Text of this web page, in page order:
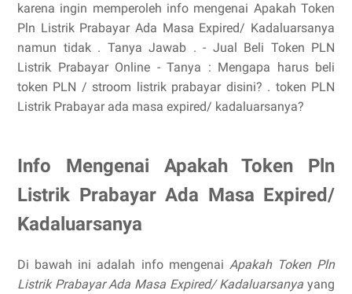
karena ingin memperoleh info mengenai Apakah Token
Pln Listrik Prabayar Ada Masa Expired/ Kadaluarsanya
namun tidak . Tanya Jawab . - Jual Beli Token PLN
Listrik Prabayar Online - Tanya : Mengapa harus beli
token PLN / stroom listrik prabayar disini? . token PLN
Listrik Prabayar ada masa expired/ kadaluarsanya?
Info Mengenai Apakah Token Pln
Listrik Prabayar Ada Masa Expired/
Kadaluarsanya
Di bawah ini adalah info mengenai Apakah Token Pln
Listrik Prabayar Ada Masa Expired/ Kadaluarsanya yang